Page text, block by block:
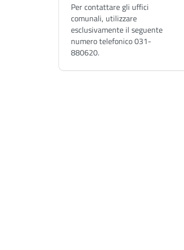
Per contattare gli uffici
comunali, utilizzare
esclusivamente il seguente
numero telefonico 031-
880620.